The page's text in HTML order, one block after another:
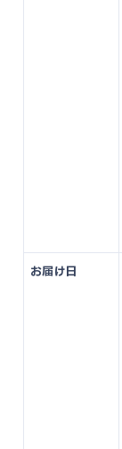
お届け日